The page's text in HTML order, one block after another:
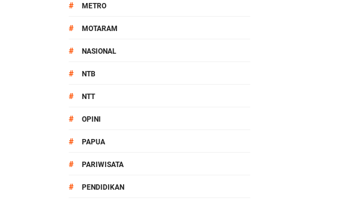
# METRO
# MOTARAM
# NASIONAL
# NTB
# NTT
# OPINI
# PAPUA
# PARIWISATA
# PENDIDIKAN